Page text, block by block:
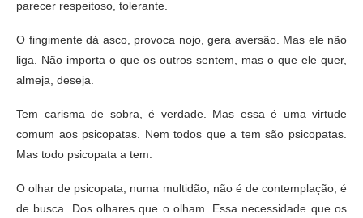
parecer respeitoso, tolerante.
O fingimente dá asco, provoca nojo, gera aversão. Mas ele não
liga. Não importa o que os outros sentem, mas o que ele quer,
almeja, deseja.
Tem carisma de sobra, é verdade. Mas essa é uma virtude
comum aos psicopatas. Nem todos que a tem são psicopatas.
Mas todo psicopata a tem.
O olhar de psicopata, numa multidão, não é de contemplação, é
de busca. Dos olhares que o olham. Essa necessidade que os